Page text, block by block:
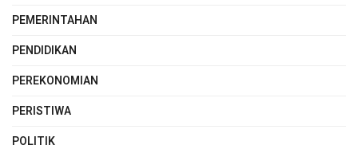
PEMERINTAHAN
PENDIDIKAN
PEREKONOMIAN
PERISTIWA